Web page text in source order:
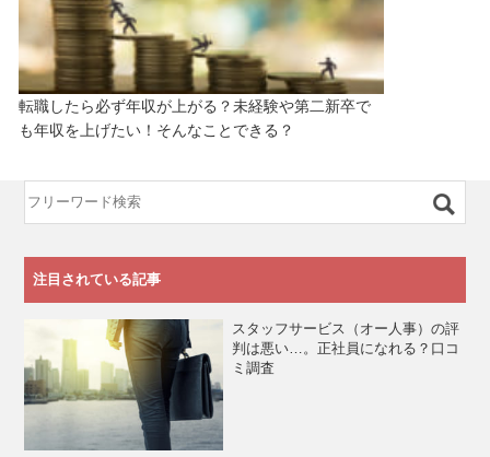
転職したら必ず年収が上がる？未経験や第二新卒で
も年収を上げたい！そんなことできる？
注目されている記事
スタッフサービス（オー人事）の評
判は悪い…。正社員になれる？口コ
ミ調査